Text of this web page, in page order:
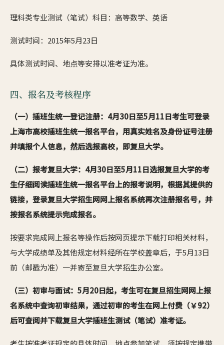
理科类专业测试（笔试）科目：高等数学、英语
测试时间：2015年5月23日
具体测试时间、地点等安排以准考证为准。
四、报名及考核程序
（一）插班生统一登记注册：4月30日至5月11日考生可登录
上海市高校插班生统一报名平台，用真实姓名及身份证号注册
并填报个人信息，然后选报高校，即复旦大学。
（二）报考复旦大学：4月30日至5月11日选报复旦大学的考
生仔细阅读插班生统一报名平台上的报考说明，根据其提供的
链接，登录复旦大学招生网网上报名系统再次注册报名号，并
按报名系统提示完成报名。
按要求完成网上报名等操作后按网页提示下载打印相关材料，
与大学成绩单及其他规定材料经所在学校盖章后，于5月13日
前（邮戳为准）一并寄至复旦大学招生办公室。
（三）初审与面试：5月20日起，考生可在复旦招生网网上报
名系统中查询初审结果，通过初审的考生在网上付费（￥92）
后可查阅并下载复旦大学插班生测试（笔试）准考证。